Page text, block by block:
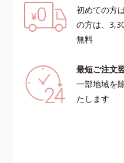
初めての方
の方は、
無料
最短ご注文
一部地域を
たします